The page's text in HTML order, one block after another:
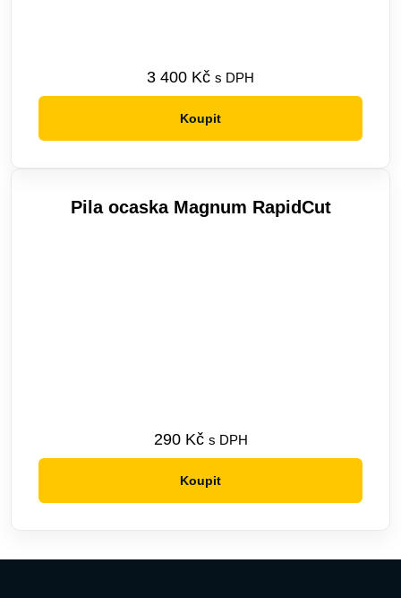
3 400 Kč s DPH
Koupit
variant.
Pila ocaska Magnum RapidCut
290 Kč s DPH
Koupit